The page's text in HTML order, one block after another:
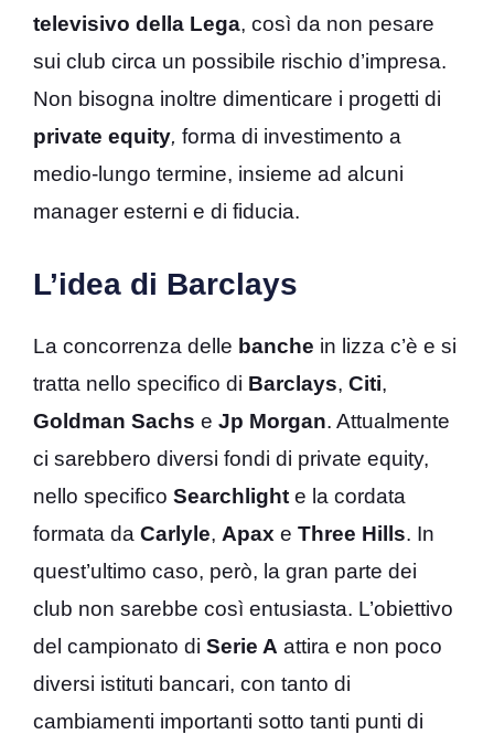
televisivo della Lega, così da non pesare
sui club circa un possibile rischio d’impresa.
Non bisogna inoltre dimenticare i progetti di
private equity, forma di investimento a
medio-lungo termine, insieme ad alcuni
manager esterni e di fiducia.
L’idea di Barclays
La concorrenza delle banche in lizza c’è e si
tratta nello specifico di Barclays, Citi,
Goldman Sachs e Jp Morgan. Attualmente
ci sarebbero diversi fondi di private equity,
nello specifico Searchlight e la cordata
formata da Carlyle, Apax e Three Hills. In
quest’ultimo caso, però, la gran parte dei
club non sarebbe così entusiasta. L’obiettivo
del campionato di Serie A attira e non poco
diversi istituti bancari, con tanto di
cambiamenti importanti sotto tanti punti di